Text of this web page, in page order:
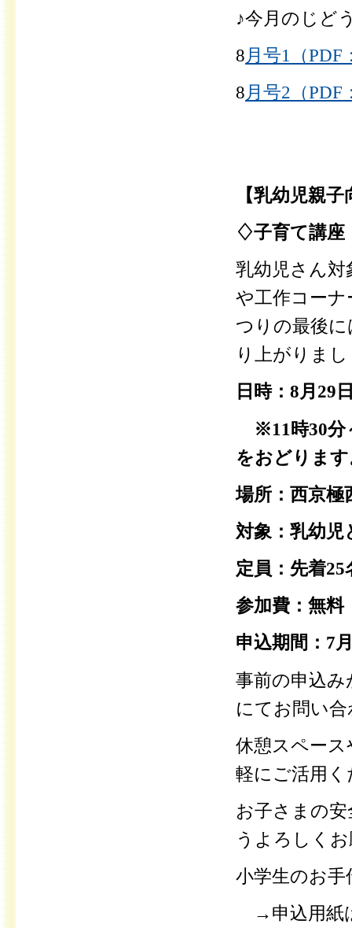
♪今月のじど
8 月号1（PDF
8 月号2（PDF
【乳幼児親
♢子育て講座
乳幼児さん
や工作コー
つりの最後
り上がりま
日時：8月29
※11時30分
をおどりま
場所：西京極
対象：乳幼
定員：先着25
参加費：無料
申込期間：7
事前の申込
にてお問い
休憩スペー
軽にご活用く
お子さまの
うよろしく
小学生のお
→申込用紙